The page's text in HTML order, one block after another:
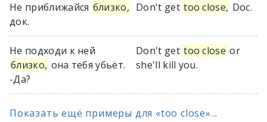
Не приближайся близко,
док.
Don't get too close, Doc.
Не подходи к ней
близко, она тебя убьёт.
-Да?
Don't get too close or
she'll kill you.
Показать ещё примеры для «too close»...